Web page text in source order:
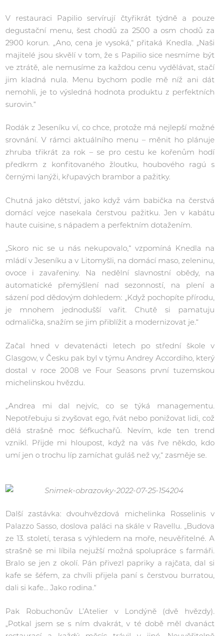
V restauraci Papilio servírují čtyřikrát týdně a pouze
degustační menu, šest chodů za 2500 a osm chodů za
2900 korun. „Ano, cena je vysoká,“ přitaká Knedla. „Naši
majitelé jsou skvělí v tom, že s Papilio sice nesmíme být
ve ztrátě, ale nemusíme za každou cenu vydělávat, stačí
jim kladná nula. Menu bychom podle mě níž ani dát
nemohli, je to výsledná hodnota produktu z perfektních
surovin.“
Rodák z Jeseníku ví, co chce, protože má nejlepší možné
srovnání. V rámci aktuálního menu – měnit ho plánuje
zhruba třikrát za rok – se pro cestu ke kořenům hodí
předkrm z konfitovaného žloutku, houbového ragú s
černými lanýži, křupavých brambor a pažitky.
Chutná jako dětství, jako když vám babička na čerstvá
domácí vejce nasekala čerstvou pažitku. Jen v kabátu
haute cuisine, s nápadem a perfektním dotažením.
„Skoro nic se u nás nekupovalo,“ vzpomíná Knedla na
mládí v Jeseníku a v Litomyšli, na domácí maso, zeleninu,
ovoce i zavařeniny. Na nedělní slavnostní obědy, na
automatické přemýšlení nad sezonností, na plení a
sázení pod dědovým dohledem: „Když pochopíte přírodu,
je mnohem jednodušší vařit. Chutě si pamatuju
odmalička, snažím se jim přiblížit a modernizovat je.“
Začal hned v devatenácti letech po střední škole v
Glasgow, v Česku pak byl v týmu Andrey Accordiho, který
dostal v roce 2008 ve Four Seasons první tuzemskou
michelinskou hvězdu.
„Andrea mi dal nejvíc, co se týká managementu.
Nepotřebuju si zvyšovat ego, řvát nebo ponižovat lidi, což
dělá strašně moc šéfkuchařů. Nevím, kde ten trend
vznikl. Přijde mi hloupost, když na vás řve někdo, kdo
umí jen o trochu líp zamíchat guláš než vy,“ zasměje se.
Další zastávka: dvouhvězdová michelinka Rosselinis v
Palazzo Sasso, doslova paláci na skále v Ravellu. „Budova
ze 13. století, terasa s výhledem na moře, neuvěřitelné. A
strašně se mi líbila nejužší možná spolupráce s farmáři.
Bralo se jen z okolí. Pán přivezl papriky a rajčata, dal si
kafe se šéfem, za chvíli přijela paní s čerstvou burratou,
dali si kafe… Jako rodina.“
Pak Robuchonův L’Atelier v Londýně (dvě hvězdy).
„Potkal jsem se s ním dvakrát, v té době měl dvanáct